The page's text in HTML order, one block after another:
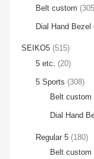
Belt custom
Dial Hand
SEIKO5 (515)
5 etc.
(20)
5 Sports (308)
Belt custom
Dial Hand
Regular 5 (180)
Belt custom